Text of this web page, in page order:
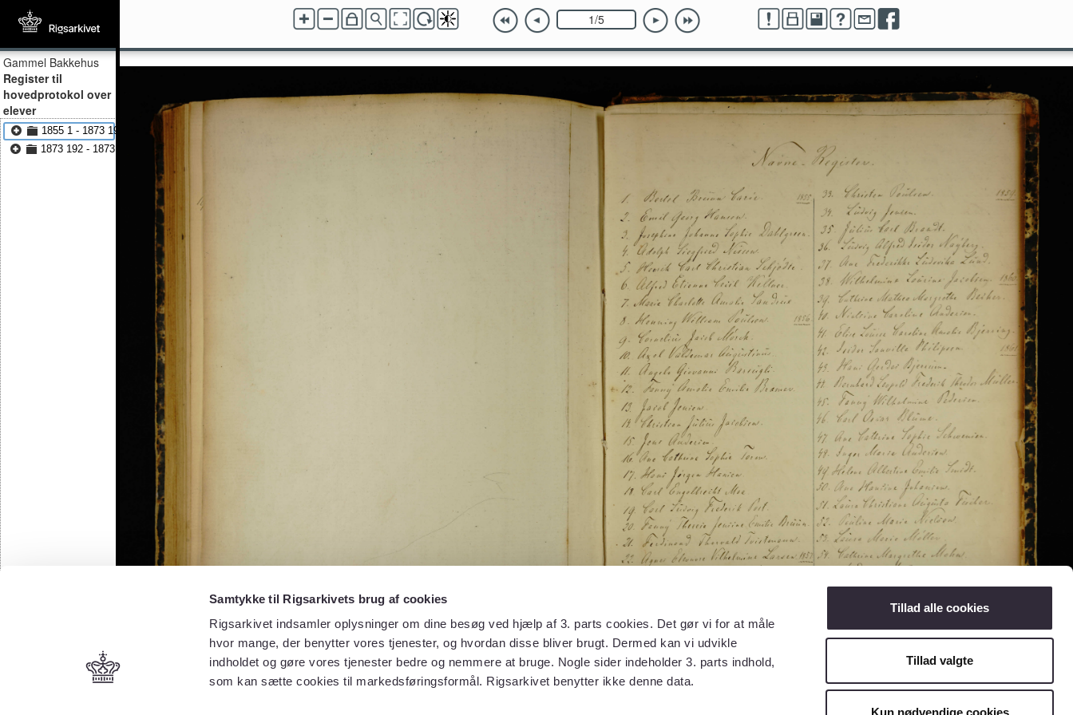
Samtykke til Rigsarkivets brug af cookies
Rigsarkivet indsamler oplysninger om dine besøg ved hjælp af 3. parts cookies. Det gør vi for at måle
hvor mange, der benytter vores tjenester, og hvordan disse bliver brugt. Dermed kan vi udvikle
indholdet og gøre vores tjenester bedre og nemmere at bruge. Nogle sider indeholder 3. parts indhold,
som kan sætte cookies til markedsføringsformål. Rigsarkivet benytter ikke denne data.
Tillad alle cookies
Tillad valgte
Kun nødvendige cookies
Gammel Bakkehus
Register til
hovedprotokol over
elever
1855 1 - 1873 191
1873 192 - 1873 381